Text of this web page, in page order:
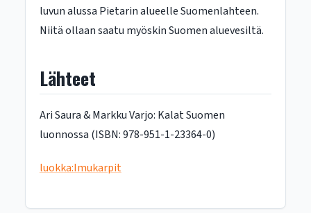
luvun alussa Pietarin alueelle Suomenlahteen.
Niitä ollaan saatu myöskin Suomen aluevesiltä.
Lähteet
Ari Saura & Markku Varjo: Kalat Suomen
luonnossa (ISBN: 978-951-1-23364-0)
luokka:Imukarpit